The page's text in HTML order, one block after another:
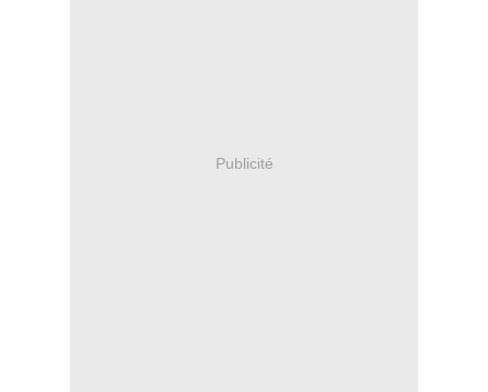
Publicité